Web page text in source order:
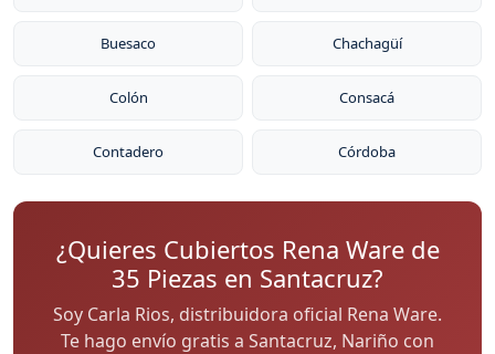
Buesaco Chachagüí
Colón Consacá
Contadero Córdoba
¿Quieres Cubiertos Rena Ware de
35 Piezas en Santacruz?
Soy Carla Rios, distribuidora oficial Rena Ware.
Te hago envío gratis a Santacruz, Nariño con